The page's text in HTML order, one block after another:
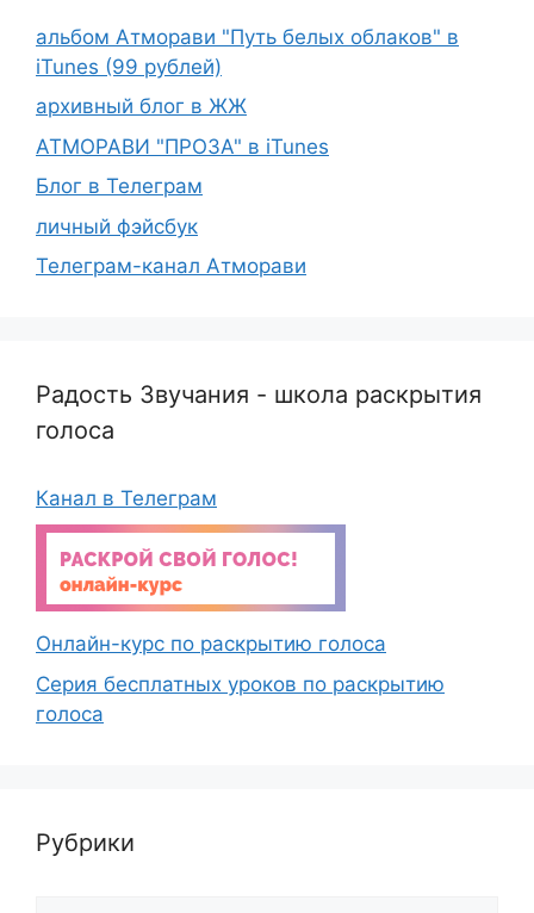
альбом Атморави "Путь белых облаков" в
iTunes (99 рублей)
архивный блог в ЖЖ
АТМОРАВИ "ПРОЗА" в iTunes
Блог в Телеграм
личный фэйсбук
Телеграм-канал Атморави
Радость Звучания - школа раскрытия
голоса
Канал в Телеграм
Онлайн-курс по раскрытию голоса
Серия бесплатных уроков по раскрытию
голоса
Рубрики